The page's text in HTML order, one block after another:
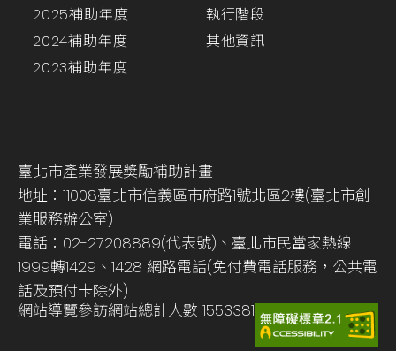
2025補助年度
2024補助年度
2023補助年度
執行階段
其他資訊
臺北市產業發展獎勵補助計畫
地址：11008臺北市信義區市府路1號北區2樓(臺北市創
業服務辦公室)
電話：02-27208889(代表號)、臺北市民當家熱線
1999轉1429、1428 網路電話(免付費電話服務，公共電
話及預付卡除外)
網站導覽參訪網站總計人數 1553381